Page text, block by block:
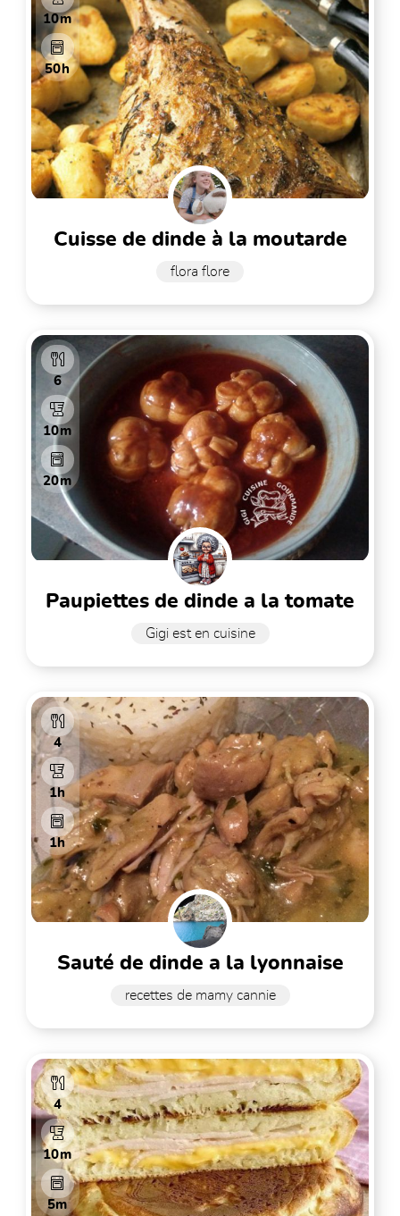
10m
50h
cuisse de dinde à la moutarde
flora flore
6
10m
20m
paupiettes de dinde a la tomate
Gigi est en cuisine
4
1h
1h
sauté de dinde a la lyonnaise
recettes de mamy cannie
4
10m
5m